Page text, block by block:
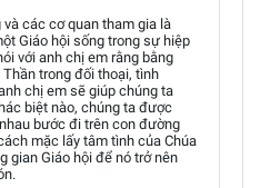
các cơ quan tham gia là
Giáo hội sống trong sự hiệp
với anh chị em rằng bằng
trong đối thoại, tình
chị em sẽ giúp chúng ta
biệt nào, chúng ta được
bước đi trên con đường
mặc lấy tâm tình của Chúa
gian Giáo hội để nó trở nên